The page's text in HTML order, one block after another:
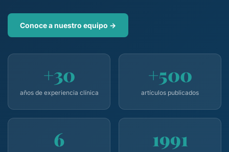
Conoce a nuestro equipo →
+30
años de experiencia clínica
+500
artículos publicados
6 1991